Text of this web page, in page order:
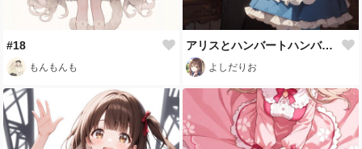
#18
もんもんも
アリスとハンバートハンバート
よしだりお